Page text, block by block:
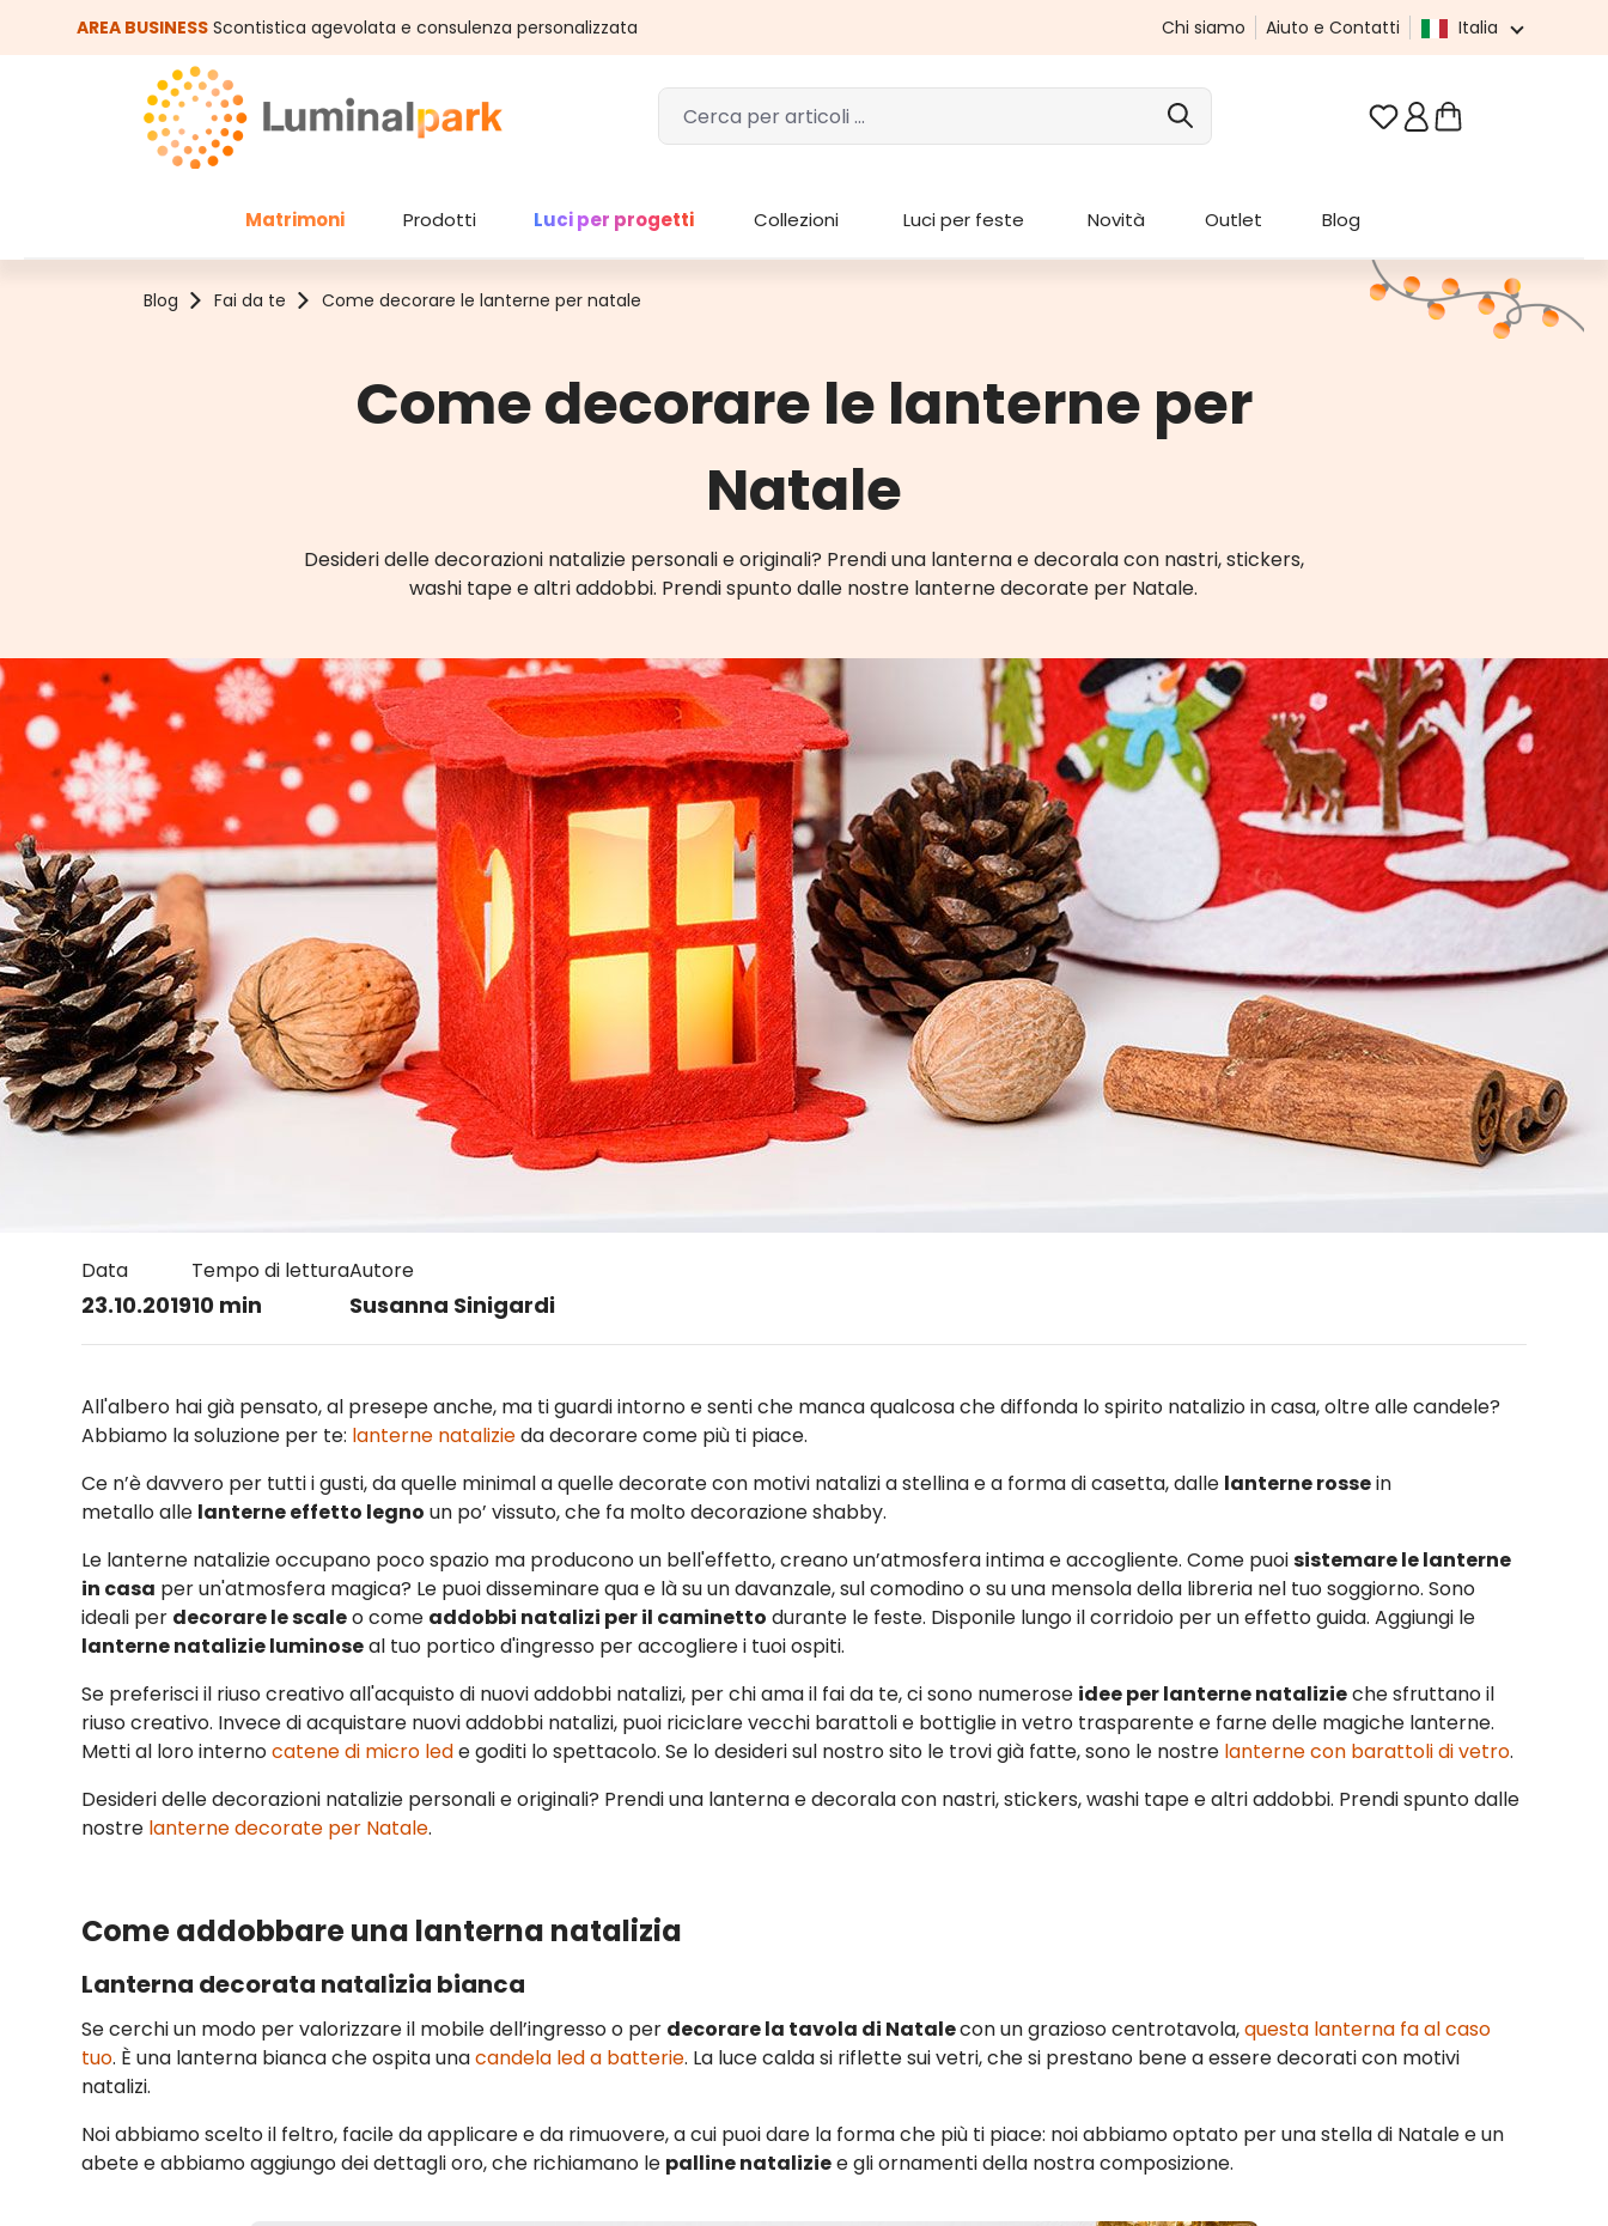
al contenuto principale
Salta alla ricerca
AREA BUSINESS Scontistica agevolata e consulenza personalizzata Chi siamo Aiuto e Contatti Italia
Hai 0 articoli nella
Matrimoni Prodotti Luci per progetti Collezioni Luci per feste Novità Outlet Blog
Blog Fai da te Come decorare le lanterne per natale
Come decorare le lanterne per
Natale
Desideri delle decorazioni natalizie personali e originali? Prendi una lanterna e decorala con nastri, stickers,
washi tape e altri addobbi. Prendi spunto dalle nostre lanterne decorate per Natale.
Data
23.10.2019
Tempo di lettura
10 min
Autore
Susanna Sinigardi
All'albero hai già pensato, al presepe anche, ma ti guardi intorno e senti che manca qualcosa che diffonda lo spirito natalizio in casa, oltre alle candele?
Abbiamo la soluzione per te: lanterne natalizieda decorare come più ti piace.
Ce n’è davvero per tutti i gusti, da quelle minimal a quelle decorate con motivi natalizi a stellina e a forma di casetta, dalle lanterne rossein
metallo alle lanterne effetto legno un po’ vissuto, che fa molto decorazione shabby.
Le lanterne natalizie occupano poco spazio ma producono un bell'effetto, creano un’atmosfera intima e accogliente. Come puoisistemare le lanterne
in casa per un'atmosfera magica? Le puoi disseminare qua e là su un davanzale, sul comodino o su una mensola della libreria nel tuo soggiorno. Sono
ideali per decorare le scaleo come addobbi natalizi per il caminetto durante le feste. Disponile lungo il corridoio per un effetto guida. Aggiungi le
lanterne natalizie luminoseal tuo portico d'ingresso per accogliere i tuoi ospiti.
Se preferisci il riuso creativo all'acquisto di nuovi addobbi natalizi, per chi ama il fai da te, ci sono numerose idee per lanterne natalizieche sfruttano il
riuso creativo. Invece di acquistare nuovi addobbi natalizi, puoi riciclare vecchi barattoli e bottiglie in vetro trasparente e farne delle magiche lanterne.
Metti al loro internocatene di micro lede goditi lo spettacolo. Se lo desideri sul nostro sito le trovi già fatte, sono le nostre lanterne con barattoli di vetro.
Desideri delle decorazioni natalizie personali e originali? Prendi una lanterna e decorala con nastri, stickers, washi tape e altri addobbi. Prendi spunto dalle
nostre lanterne decorate per Natale.
Come addobbare una lanterna natalizia
Lanterna decorata natalizia bianca
Se cerchi un modo per valorizzare il mobile dell’ingresso o per decorare la tavola di Natalecon un grazioso centrotavola,questa lanterna fa al caso
tuo. È una lanterna bianca che ospita unacandela led a batterie. La luce calda si riflette sui vetri, che si prestano bene a essere decorati con motivi
natalizi.
Noi abbiamo scelto il feltro, facile da applicare e da rimuovere, a cui puoi dare la forma che più ti piace: noi abbiamo optato per una stella di Natale e un
abete e abbiamo aggiungo dei dettagli oro, che richiamano le palline nataliziee gli ornamenti della nostra composizione.